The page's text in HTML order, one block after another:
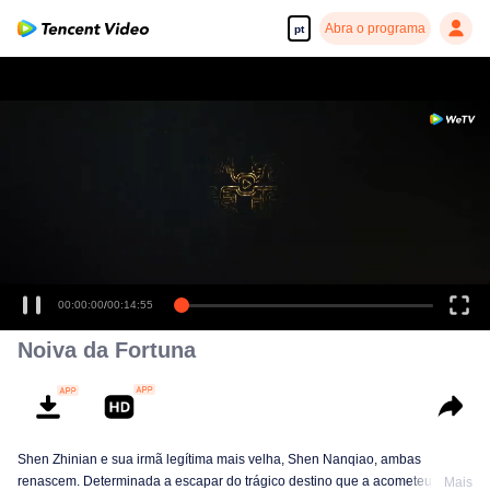
pt Abra o programa
00:00:00/00:14:55
Noiva da Fortuna
Shen Zhinian e sua irmã legítima mais velha, Shen Nanqiao, ambas
renascem. Determinada a escapar do trágico destino que a acometeu emMais